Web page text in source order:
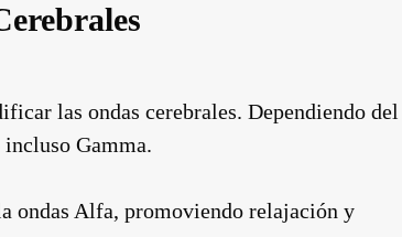
las ondas cerebrales. Dependiendo del
Gamma.
ondas Alfa, promoviendo relajación y